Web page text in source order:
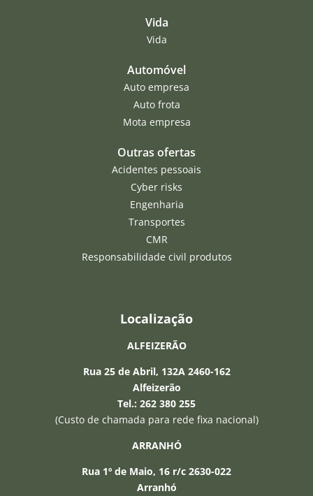
Vida
Vida
Automóvel
Auto empresa
Auto frota
Mota empresa
Outras ofertas
Acidentes pessoais
Cyber risks
Engenharia
Transportes
CMR
Responsabilidade civil produtos
Localização
ALFEIZERÃO
Rua 25 de Abril, 132A 2460-162
Alfeizerão
Tel.: 262 380 255
(Custo de chamada para rede fixa nacional)
ARRANHÓ
Rua 1º de Maio, 16 r/c 2630-022
Arranhó